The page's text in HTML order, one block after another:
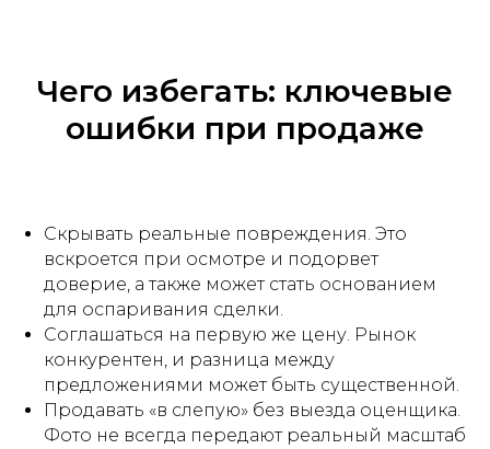
Чего избегать: ключевые
ошибки при продаже
Скрывать реальные повреждения. Это
вскроется при осмотре и подорвет
доверие, а также может стать основанием
для оспаривания сделки.
Соглашаться на первую же цену. Рынок
конкурентен, и разница между
предложениями может быть существенной.
Продавать «в слепую» без выезда оценщика.
Фото не всегда передают реальный масштаб